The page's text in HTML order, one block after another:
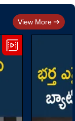
View More